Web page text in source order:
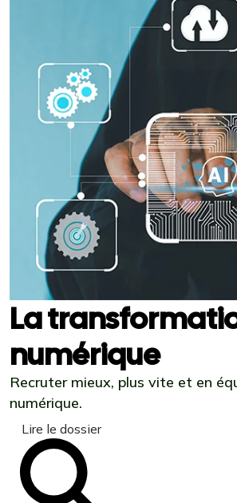
La
numérique
Recruter mieux, plus vite et en
numérique.
Lire le dossier